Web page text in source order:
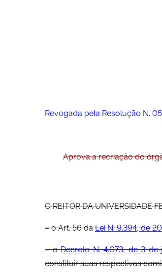
Revogada pela Resolução N.
Aprova a recriação do
O REITOR DA UNIVERSIDADE
– o Art. 56 daLei N. 9.394, de
– oDecreto N. 4.073, de 3
constituir suas respectivas